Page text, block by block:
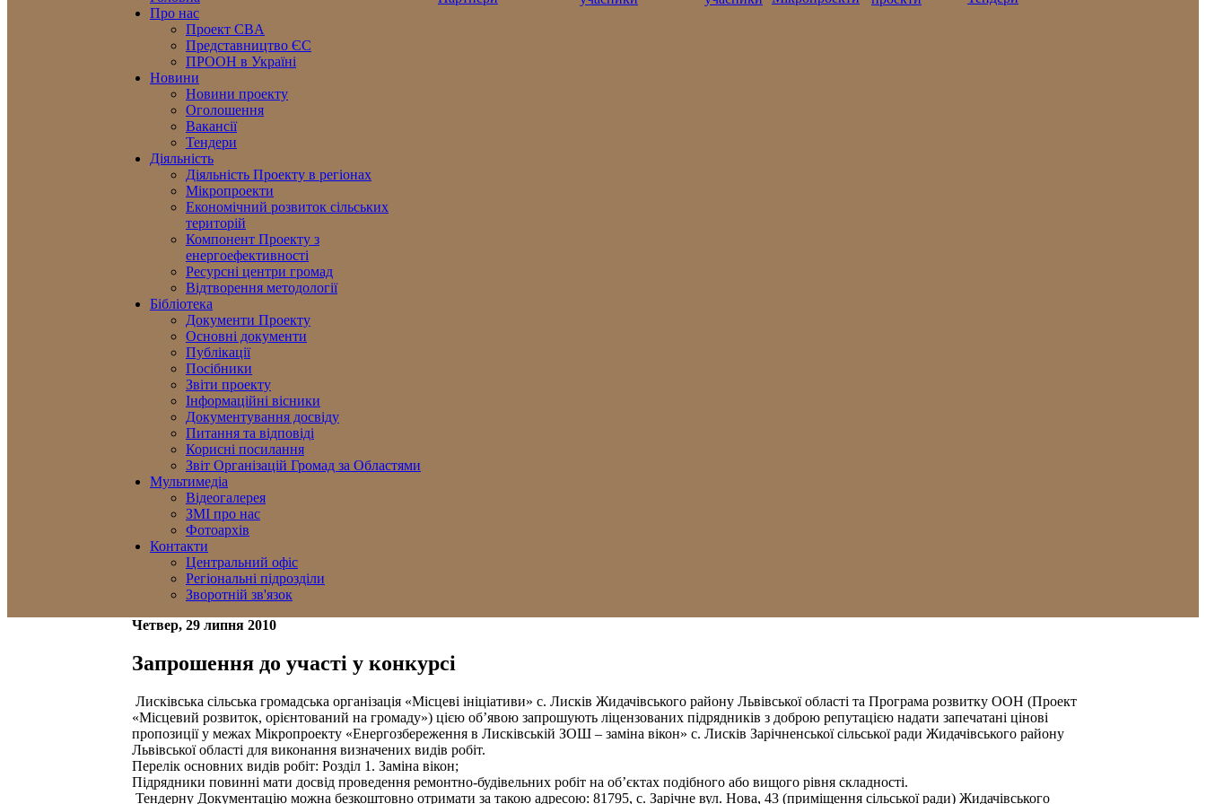
Про нас
Проект CBA
Представництво ЄС
ПРООН в Україні
Новини
Новини проекту
Оголошення
Вакансії
Тендери
Діяльність
Діяльність Проекту в регіонах
Мікропроекти
Економічний розвиток сільських
територій
Компонент Проекту з
енергоефективності
Ресурсні центри громад
Відтворення методології
Бібліотека
Документи Проекту
Основні документи
Публікації
Посібники
Звіти проекту
Інформаційні вісники
Документування досвіду
Питання та відповіді
Корисні посилання
Звіт Організацій Громад за Областями
Мультимедіа
Відеогалерея
ЗМІ про нас
Фотоархів
Контакти
Центральний офіс
Регіональні підрозділи
Зворотній зв'язок
Четвер, 29 липня 2010
Запрошення до участі у конкурсі
Лисківська сільська громадська організація «Місцеві ініціативи» с. Лисків Жидачівського району Львівської області та Програма розвитку ООН (Проект
«Місцевий розвиток, орієнтований на громаду») цією об’явою запрошують ліцензованих підрядників з доброю репутацією надати запечатані цінові
пропозиції у межах Мікропроекту «Енергозбереження в Лисківській ЗОШ – заміна вікон» с. Лисків Зарічненської сільської ради Жидачівського району
Львівської області для виконання визначених видів робіт.
Перелік основних видів робіт: Розділ 1. Заміна вікон;
Підрядники повинні мати досвід проведення ремонтно-будівельних робіт на об’єктах подібного або вищого рівня складності.
Тендерну Документацію можна безкоштовно отримати за такою адресою: 81795, с. Зарічне вул. Нова, 43 (приміщення сільської ради) Жидачівського